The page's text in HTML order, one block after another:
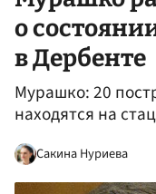
о
в Дербенте
Мурашко: 20
находятся на
Сакина Нуриева